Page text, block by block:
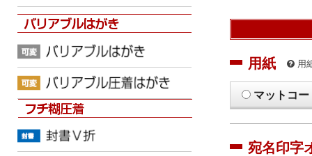
用紙 用
マットコー
宛名印字